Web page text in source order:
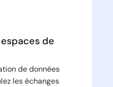
de
de données
les échanges